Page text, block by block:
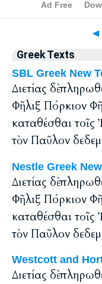
◄
Greek Texts
SBL Greek New
Διετίας δὲ
Φῆλιξ Πόρκιον
καταθέσθαι τοῖς
τὸν Παῦλον
Nestle Greek
Διετίας δὲ
Φῆλιξ Πόρκιον
καταθέσθαι τοῖς
τὸν Παῦλον
Westcott and
Διετίας δὲ